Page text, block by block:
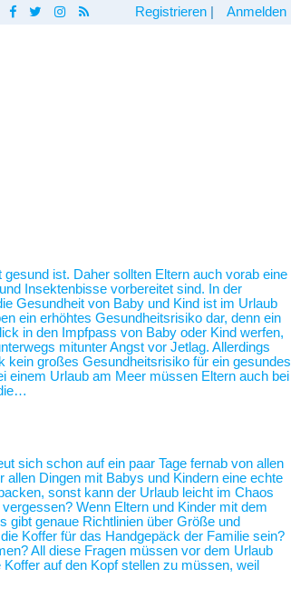
Registrieren Anmelden
ist. Daher sollten Eltern auch vorab eine
Insektenbisse vorbereitet sind. In der
Gesundheit von Baby und Kind ist im Urlaub
ein erhöhtes Gesundheitsrisiko dar, denn ein
in den Impfpass von Baby oder Kind werfen,
mitunter Angst vor Jetlag. Allerdings
kein großes Gesundheitsrisiko für ein gesundes
einem Urlaub am Meer müssen Eltern auch bei
sich schon auf ein paar Tage fernab von allen
Dingen mit Babys und Kindern eine echte
sonst kann der Urlaub leicht im Chaos
Wenn Eltern und Kinder mit dem
gibt genaue Richtlinien über Größe und
Koffer für das Handgepäck der Familie sein?
All diese Fragen müssen vor dem Urlaub
auf den Kopf stellen zu müssen, weil